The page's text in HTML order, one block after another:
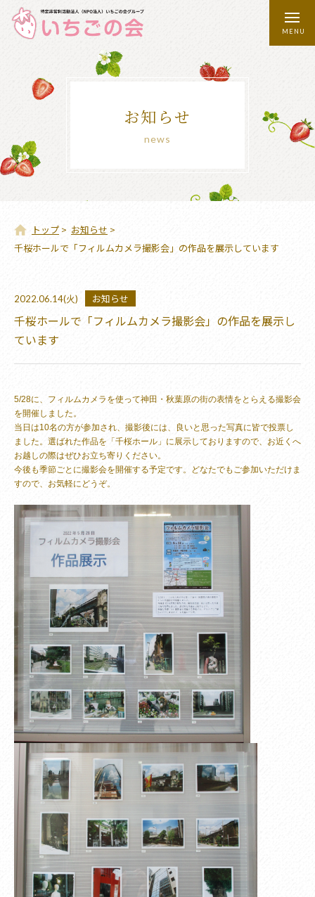
MENU
お知らせ
news
トップ > お知らせ >
千桜ホールで「フィルムカメラ撮影会」の作品を展示しています
2022.06.14(火) お知らせ
千桜ホールで「フィルムカメラ撮影会」の作品を展示し
ています
5/28に、フィルムカメラを使って神田・秋葉原の街の表情をとらえる撮影会
を開催しました。
当日は10名の方が参加され、撮影後には、良いと思った写真に皆で投票し
ました。選ばれた作品を「千桜ホール」に展示しておりますので、お近くへ
お越しの際はぜひお立ち寄りください。
今後も季節ごとに撮影会を開催する予定です。どなたでもご参加いただけま
すので、お気軽にどうぞ。